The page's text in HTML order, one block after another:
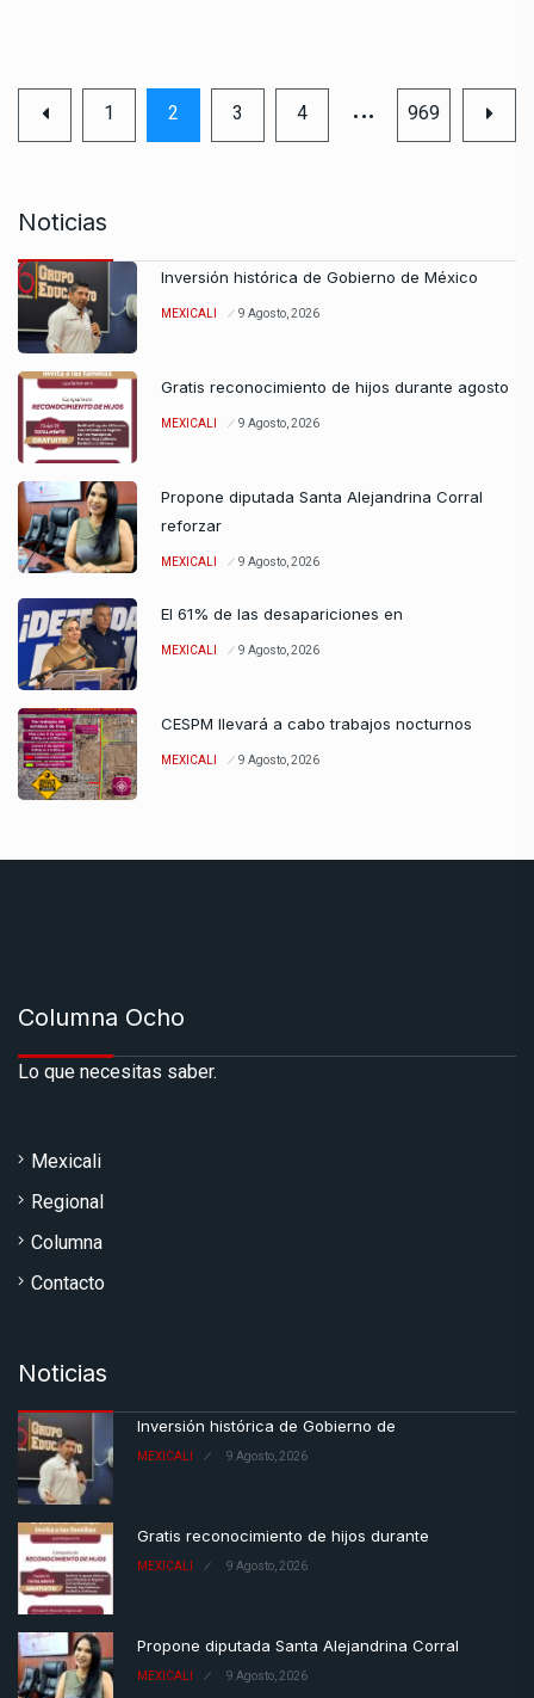
1 2 3 4 … 969
Noticias
Inversión histórica de Gobierno de México
MEXICALI 9 Agosto, 2026
Gratis reconocimiento de hijos durante agosto
MEXICALI 9 Agosto, 2026
Propone diputada Santa Alejandrina Corral
reforzar
MEXICALI 9 Agosto, 2026
El 61% de las desapariciones en
MEXICALI 9 Agosto, 2026
CESPM llevará a cabo trabajos nocturnos
MEXICALI 9 Agosto, 2026
Columna Ocho
Lo que necesitas saber.
Mexicali
Regional
Columna
Contacto
Noticias
Inversión histórica de Gobierno de
MEXICALI 9 Agosto, 2026
Gratis reconocimiento de hijos durante
MEXICALI 9 Agosto, 2026
Propone diputada Santa Alejandrina Corral
MEXICALI 9 Agosto, 2026